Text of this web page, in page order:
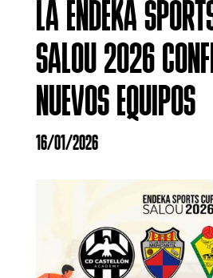
LA ENDEKA
SALOU 2026
NUEVOS EQUIPOS
16/01/2026